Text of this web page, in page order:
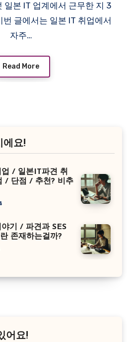
번 글에서는 일본 IT 취업에서
자주…
Read More
에요!
/ 일본IT파견 취
/ 단점 / 추천? 비추
기 / 파견과 SES
존재하는걸까?
어요!